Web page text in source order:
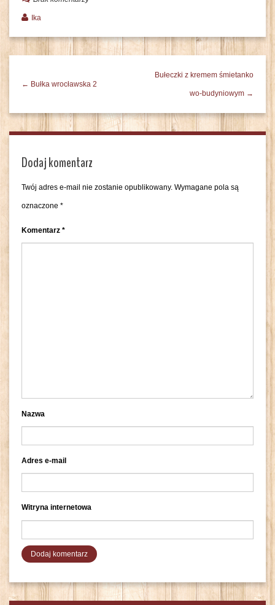
Ika
← Bułka wrocławska 2
Bułeczki z kremem śmietanko
wo-budyniowym →
Dodaj komentarz
Twój adres e-mail nie zostanie opublikowany. Wymagane pola są
oznaczone *
Komentarz *
Nazwa
Adres e-mail
Witryna internetowa